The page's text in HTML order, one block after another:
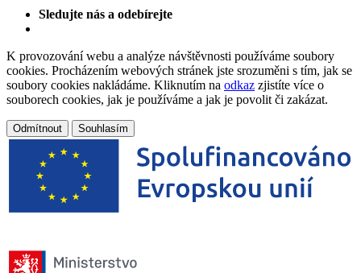
Sledujte nás a odebírejte
K provozování webu a analýze návštěvnosti používáme soubory
cookies. Procházením webových stránek jste srozuměni s tím, jak se
soubory cookies nakládáme. Kliknutím na odkaz zjistíte více o
souborech cookies, jak je používáme a jak je povolit či zakázat.
Odmítnout Souhlasím